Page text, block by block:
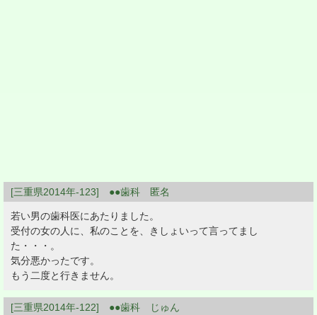
[三重県2014年-123] ●●歯科 匿名
若い男の歯科医にあたりました。
受付の女の人に、私のことを、きしょいって言ってまし
た・・・。
気分悪かったです。
もう二度と行きません。
[三重県2014年-122] ●●歯科 じゅん